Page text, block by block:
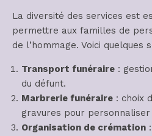
La diversité des services est
permettre aux familles de
de l’hommage. Voici quelques
Transport funéraire :
du défunt.
Marbrerie funéraire : choix
gravures pour
Organisation de crémation